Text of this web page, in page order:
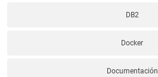
DB2
Docker
Documentación